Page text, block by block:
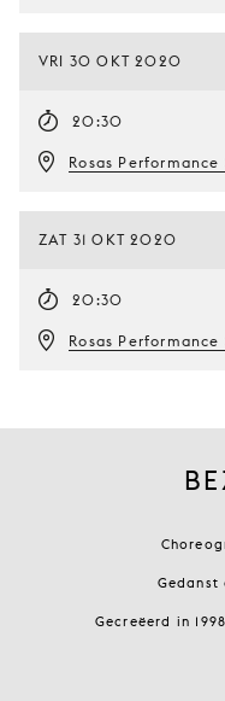
VRI 30 OKT 2020
20:30
Rosas Performance
ZAT 31 OKT 2020
20:30
Rosas Performance
Gedanst
Gecreëerd in